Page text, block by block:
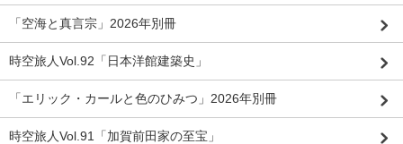
「空海と真言宗」2026年別冊
時空旅人Vol.92「日本洋館建築史」
「エリック・カールと色のひみつ」2026年別冊
時空旅人Vol.91「加賀前田家の至宝」